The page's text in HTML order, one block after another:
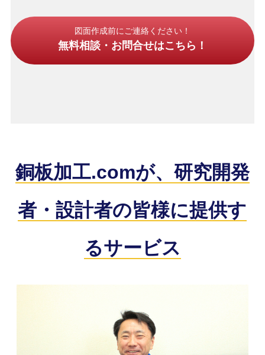
図面作成前にご連絡ください！
無料相談・お問合せはこちら！
銅板加工.comが、研究開発
者・設計者の皆様に提供す
るサービス